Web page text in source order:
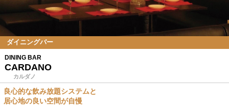
ダイニングバー
DINING BAR
CARDANO
カルダノ
良心的な飲み放題システムと
居心地の良い空間が自慢